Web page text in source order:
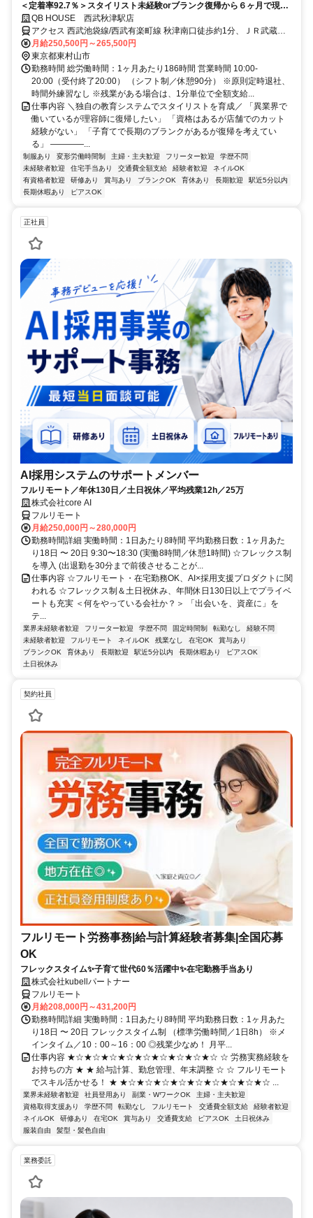
＜定着率92.7％＞スタイリスト未経験orブランク復帰から６ヶ月で現場
デビューが可能！安定の月給制×週休2日×休憩90分◎土日祝休みもOKな
希望休が月に3日あり！
QB HOUSE 西武秋津駅店
アクセス 西武池袋線/西武有楽町線 秋津南口徒歩約1分、ＪＲ武蔵野
線 新秋津徒歩約4分、西武池袋線/西武有楽町線 清瀬北口徒歩約30分
月給250,500円～265,500円
東京都東村山市
勤務時間 総労働時間：1ヶ月あたり186時間 営業時間 10:00-
20:00（受付終了20:00） （シフト制／休憩90分） ※原則定時退社、
時間外練習なし ※残業がある場合は、1分単位で全額支給...
仕事内容 ＼独自の教育システムでスタイリストを育成／ 「異業界で
働いているが理容師に復帰したい」 「資格はあるが店舗でのカット
経験がない」 「子育てで長期のブランクがあるが復帰を考えてい
る」 ――――...
制服あり 変形労働時間制 主婦・主夫歓迎 フリーター歓迎
学歴不問
未経験者歓迎
住宅手当あり 交通費全額支給 経験者歓迎
ネイルOK
有資格者歓迎
研修あり 賞与あり ブランクOK 育休あり 長期歓迎
駅近5分以内
長期休暇あり
ピアスOK
正社員
AI採用システムのサポートメンバー
フルリモート／年休130日／土日祝休／平均残業12h／25万
株式会社core AI
フルリモート
月給250,000円～280,000円
勤務時間詳細 実働時間：1日あたり8時間 平均勤務日数：1ヶ月あた
り18日 〜 20日 9:30〜18:30 (実働8時間／休憩1時間) ☆フレックス制
を導入 (出退勤を30分まで前後させることが...
仕事内容 ☆フルリモート・在宅勤務OK、AI×採用支援プロダクトに関
われる ☆フレックス制＆土日祝休み、年間休日130日以上でプライベ
ートも充実 ＜何をやっている会社か？＞ 「出会いを、資産に」を
テ...
業界未経験者歓迎 フリーター歓迎 学歴不問 固定時間制 転勤なし
経験不問
未経験者歓迎
フルリモート ネイルOK 残業なし 在宅OK
賞与あり
ブランクOK
育休あり 長期歓迎 駅近5分以内 長期休暇あり
ピアスOK
土日祝休み
契約社員
フルリモート労務事務|給与計算経験者募集|全国応募
OK
フレックスタイム✨子育て世代60％活躍中✨在宅勤務手当あり
株式会社kubellパートナー
フルリモート
月給208,000円～431,200円
勤務時間詳細 実働時間：1日あたり8時間 平均勤務日数：1ヶ月あた
り18日 〜 20日 フレックスタイム制 （標準労働時間／1日8h） ※メ
インタイム／10：00～16：00 ◎残業少なめ！ 月平...
仕事内容 ★☆★☆★☆★☆★☆★☆★☆★☆★☆ ☆ 労務実務経験を
お持ちの方 ★ ★ 給与計算、勤怠管理、年末調整 ☆ ☆ フルリモート
でスキル活かせる！ ★ ★☆★☆★☆★☆★☆★☆★☆★☆★☆ ...
業界未経験者歓迎 社員登用あり 副業・WワークOK
主婦・主夫歓迎
資格取得支援あり
学歴不問 転勤なし フルリモート 交通費全額支給
経験者歓迎
ネイルOK
研修あり 在宅OK 賞与あり 交通費支給 ピアスOK
土日祝休み
服装自由
髪型・髪色自由
業務委託